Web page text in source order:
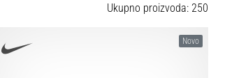
Ukupno proizvoda: 250
Novo